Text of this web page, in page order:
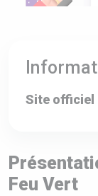
Site officiel
Feu Vert